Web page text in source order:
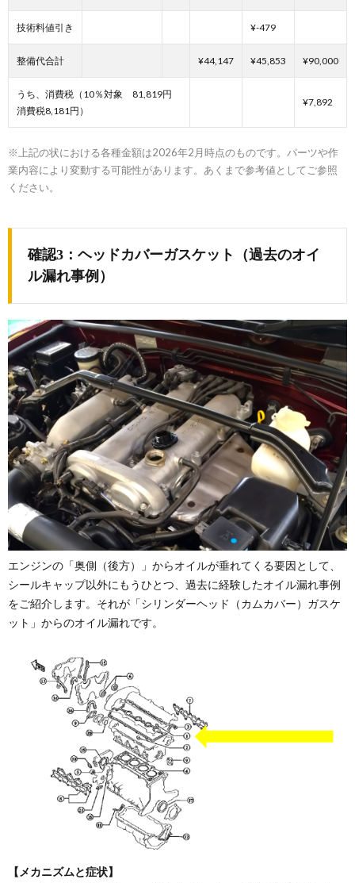
技術料値引き ¥-479
整備代合計 ¥44,147 ¥45,853 ¥90,000
うち、消費税（10％対象 81,819円
消費税8,181円）
¥7,892
※上記の状における各種金額は2026年2月時点のものです。パーツや作
業内容により変動する可能性があります。あくまで参考値としてご参照
ください。
確認3：ヘッドカバーガスケット（過去のオイ
ル漏れ事例）
エンジンの「奥側（後方）」からオイルが垂れてくる要因として、
シールキャップ以外にもうひとつ、過去に経験したオイル漏れ事例
をご紹介します。それが「シリンダーヘッド（カムカバー）ガスケ
ット」からのオイル漏れです。
【メカニズムと症状】